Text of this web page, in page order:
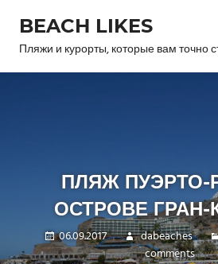
content
BEACH LIKES
Пляжи и курорты, которые вам точно
ПЛЯЖ ПУЭРТО-
ОСТРОВЕ ГРАН-
06.09.2017 dabeaches
comments